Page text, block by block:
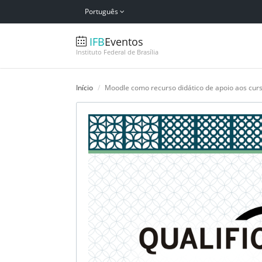
Português
IFBEventos
Instituto Federal de Brasília
Início Moodle como recurso didático de apoio aos